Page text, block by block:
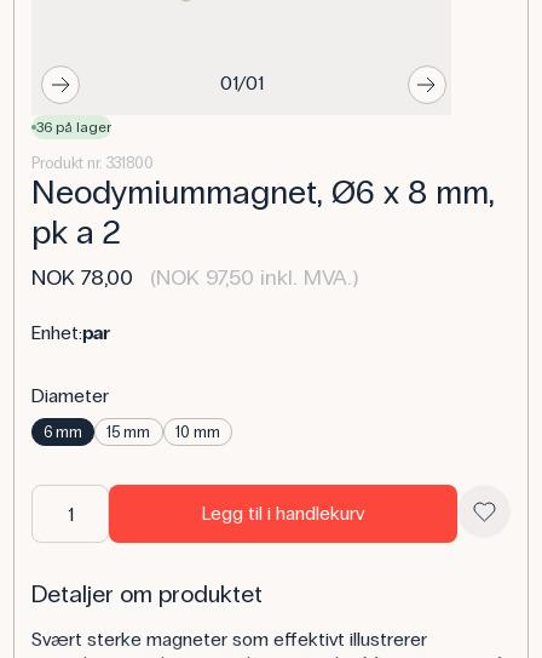
01/01
36 på lager
Produkt nr. 331800
Neodymiummagnet, Ø6 x 8 mm,
pk a 2
NOK 78,00 (NOK 97,50 inkl. MVA.)
Enhet:par
Diameter
6 mm 15 mm 10 mm
Legg til i handlekurv
Detaljer om produktet
Svært sterke magneter som effektivt illustrerer